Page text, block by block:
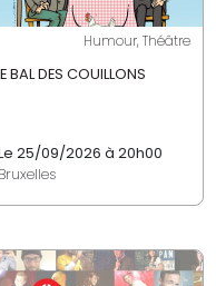
Humour, Théâtre
BAL DES COUILLONS
25/09/2026 à 20h00
Bruxelles